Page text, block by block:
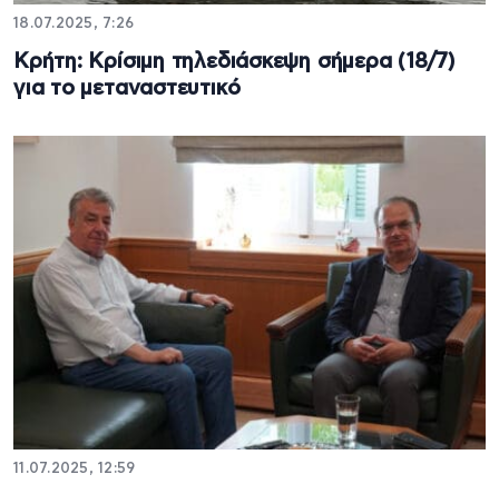
18.07.2025, 7:26
Κρήτη: Κρίσιμη τηλεδιάσκεψη σήμερα (18/7)
για το μεταναστευτικό
11.07.2025, 12:59